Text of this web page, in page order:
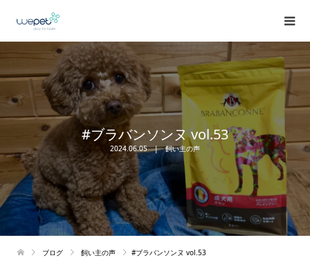
#ブラバンソンヌ vol.53
2024.06.05 飼い主の声
ブログ 飼い主の声 #ブラバンソンヌ vol.53